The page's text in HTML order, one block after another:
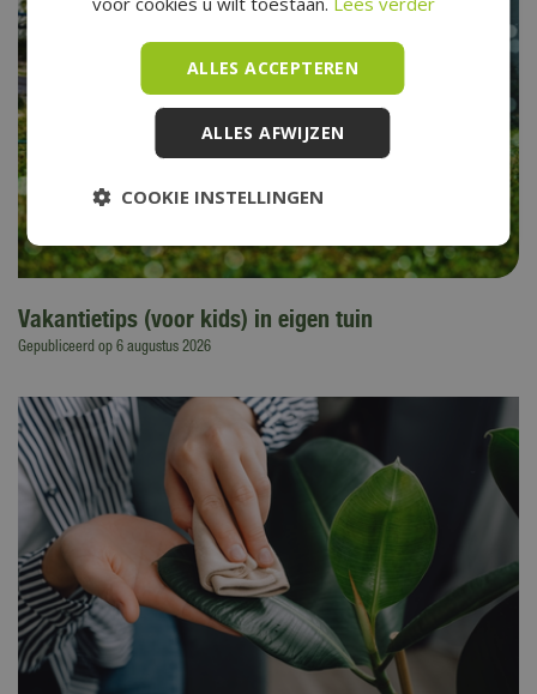
Vakantietips (voor kids) in eigen tuin
Gepubliceerd op 6 augustus 2026
ALLES ACCEPTEREN
ALLES AFWIJZEN
COOKIE INSTELLINGEN